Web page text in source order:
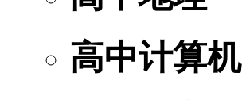
高中计算机